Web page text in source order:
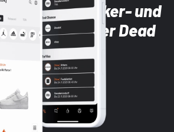
Sneaker- und
Brands mit der Dead